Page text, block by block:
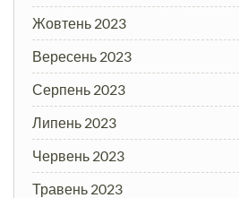
Жовтень 2023
Вересень 2023
Серпень 2023
Липень 2023
Червень 2023
Травень 2023